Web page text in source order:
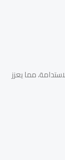
مما يعزز